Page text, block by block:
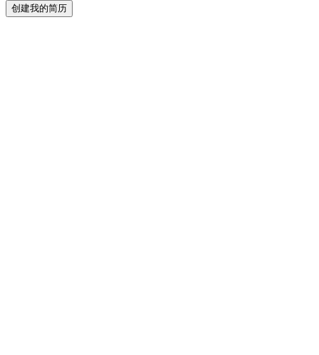
创建我的简历